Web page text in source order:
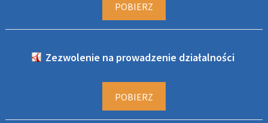
POBIERZ
Zezwolenie na prowadzenie działalności
POBIERZ